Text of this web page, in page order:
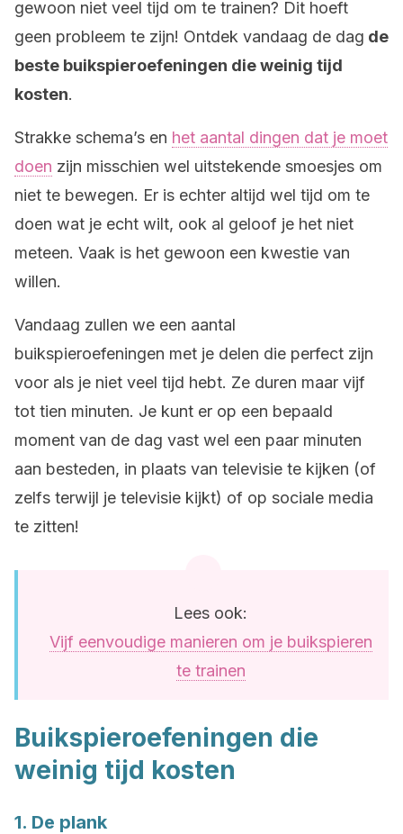
gewoon niet veel tijd om te trainen? Dit hoeft
geen probleem te zijn! Ontdek vandaag de dag de
beste buikspieroefeningen die weinig tijd
kosten.
Strakke schema’s en het aantal dingen dat je moet
doen zijn misschien wel uitstekende smoesjes om
niet te bewegen. Er is echter altijd wel tijd om te
doen wat je echt wilt, ook al geloof je het niet
meteen. Vaak is het gewoon een kwestie van
willen.
Vandaag zullen we een aantal
buikspieroefeningen met je delen die perfect zijn
voor als je niet veel tijd hebt. Ze duren maar vijf
tot tien minuten. Je kunt er op een bepaald
moment van de dag vast wel een paar minuten
aan besteden, in plaats van televisie te kijken (of
zelfs terwijl je televisie kijkt) of op sociale media
te zitten!
Lees ook:
Vijf eenvoudige manieren om je buikspieren
te trainen
Buikspieroefeningen die
weinig tijd kosten
1. De plank